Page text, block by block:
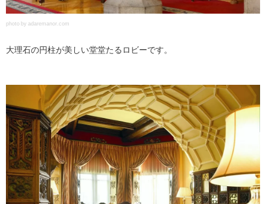
photo by adaremanor.com
大理石の円柱が美しい堂堂たるロビーです。